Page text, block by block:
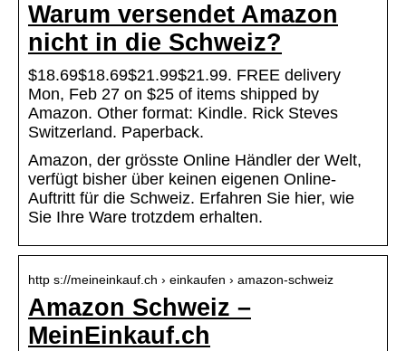
Warum versendet Amazon
nicht in die Schweiz?
$18.69$18.69$21.99$21.99. FREE delivery
Mon, Feb 27 on $25 of items shipped by
Amazon. Other format: Kindle. Rick Steves
Switzerland. Paperback.
Amazon, der grösste Online Händler der Welt,
verfügt bisher über keinen eigenen Online-
Auftritt für die Schweiz. Erfahren Sie hier, wie
Sie Ihre Ware trotzdem erhalten.
http s://meineinkauf.ch › einkaufen › amazon-schweiz
Amazon Schweiz –
MeinEinkauf.ch